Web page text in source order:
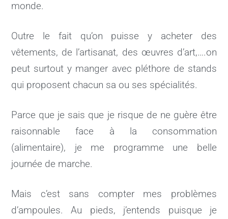
monde.
Outre le fait qu’on puisse y acheter des
vêtements, de l’artisanat, des œuvres d’art,….on
peut surtout y manger avec pléthore de stands
qui proposent chacun sa ou ses spécialités.
Parce que je sais que je risque de ne guère être
raisonnable face à la consommation
(alimentaire), je me programme une belle
journée de marche.
Mais c’est sans compter mes problèmes
d’ampoules. Au pieds, j’entends puisque je